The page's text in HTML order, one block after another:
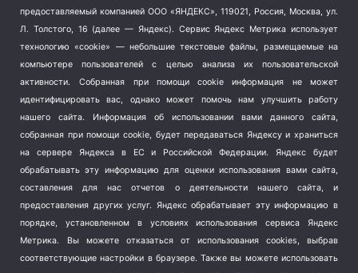
Терроризм (1)
Транспорт (262)
Туризм (178)
Флот (76)
Школа и спорт (2)
Экология (8)
Экономика (1172)
предоставляемый компанией ООО «ЯНДЕКС», 119021, Россия, Москва, ул.
Л. Толстого, 16 (далее — Яндекс). Сервис Яндекс Метрика использует
технологию «cookie» — небольшие текстовые файлы, размещаемые на
компьютере пользователей с целью анализа их пользовательской
активности.
Собранная при помощи cookie информация не может
идентифицировать вас, однако может помочь нам улучшить работу
нашего сайта. Информация об использовании вами данного сайта,
собранная при помощи cookie, будет передаваться Яндексу и храниться
на сервере Яндекса в ЕС и Российской Федерации. Яндекс будет
обрабатывать эту информацию для оценки использования вами сайта,
составления для нас отчетов о деятельности нашего сайта, и
предоставления других услуг. Яндекс обрабатывает эту информацию в
порядке, установленном в условиях использования сервиса Яндекс
Метрика.
Вы можете отказаться от использования cookies, выбрав
соответствующие настройки в браузере. Также вы можете использовать